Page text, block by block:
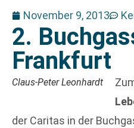
November 9, 2013
2.
Frankfurt
Claus-Peter Leonhardt
der Caritas in der